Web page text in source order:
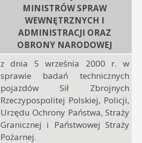
MINISTRÓW SPRAW
WEWNĘTRZNYCH I
ADMINISTRACJI ORAZ
OBRONY NARODOWEJ
z dnia 5 września 2000 r. w
sprawie badań technicznych
pojazdów Sił Zbrojnych
Rzeczypospolitej Polskiej, Policji,
Urzędu Ochrony Państwa, Straży
Granicznej i Państwowej Straży
Pożarnej.